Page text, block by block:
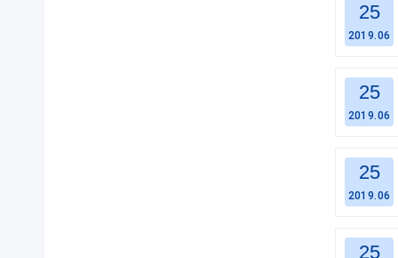
25
2019.06
25
2019.06
25
2019.06
25